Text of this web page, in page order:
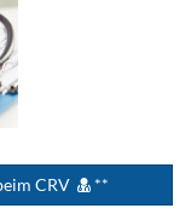
CRV **